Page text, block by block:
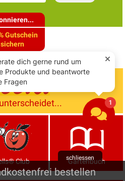
Gutschein
sichern
Club Gartenbuch
schliessen
bestellen